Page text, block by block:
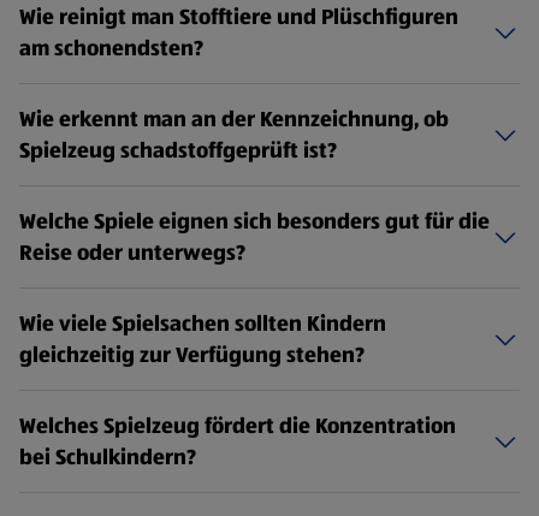
Wie reinigt man Stofftiere und Plüschfiguren
am schonendsten?
Wie erkennt man an der Kennzeichnung, ob
Spielzeug schadstoffgeprüft ist?
Welche Spiele eignen sich besonders gut für die
Reise oder unterwegs?
Wie viele Spielsachen sollten Kindern
gleichzeitig zur Verfügung stehen?
Welches Spielzeug fördert die Konzentration
bei Schulkindern?